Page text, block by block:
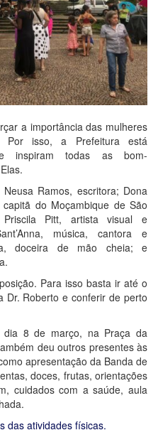
a importância das mulheres
Por isso, a Prefeitura está
inspiram todas as bom-
Ramos, escritora; Dona
do Moçambique de São
Pitt, artista visual e
música, cantora e
doceira de mão cheia; e
Para isso basta ir até o
Dr. Roberto e conferir de perto
8 de março, na Praça da
deu outros presentes às
apresentação da Banda de
doces, frutas, orientações
cuidados com a saúde, aula
das atividades físicas.